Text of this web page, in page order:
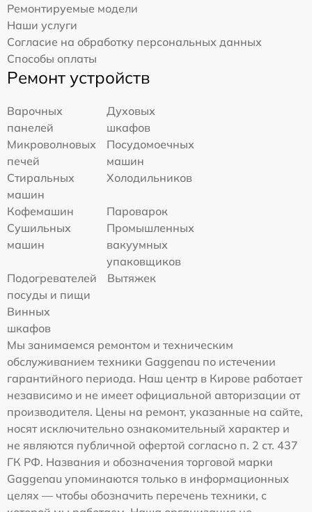
Ремонтируемые модели
Наши услуги
Согласие на обработку персональных данных
Способы оплаты
Ремонт устройств
Варочных
панелей
Духовых
шкафов
Микроволновых
печей
Посудомоечных
машин
Стиральных
машин
Холодильников
Кофемашин
Пароварок
Сушильных
машин
Промышленных
вакуумных
упаковщиков
Подогревателей
посуды и пищи
Вытяжек
Винных
шкафов
Мы занимаемся ремонтом и техническим
обслуживанием техники Gaggenau по истечении
гарантийного периода. Наш центр в Кирове работает
независимо и не имеет официальной авторизации от
производителя. Цены на ремонт, указанные на сайте,
носят исключительно ознакомительный характер и
не являются публичной офертой согласно п. 2 ст. 437
ГК РФ. Названия и обозначения торговой марки
Gaggenau упоминаются только в информационных
целях — чтобы обозначить перечень техники, с